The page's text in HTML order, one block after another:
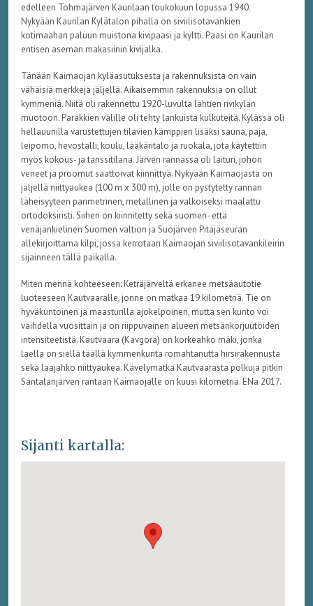
edelleen Tohmajärven Kaurilaan toukokuun lopussa 1940.
Nykyään Kaurilan Kylätalon pihalla on siviilisotavankien
kotimaahan paluun muistona kivipaasi ja kyltti. Paasi on Kaurilan
entisen aseman makasiinin kivijalka.
Tänään Kaimaojan kyläasutuksesta ja rakennuksista on vain
vähäisiä merkkejä jäljellä. Aikaisemmin rakennuksia on ollut
kymmeniä. Niitä oli rakennettu 1920-luvulta lähtien rivikylän
muotoon. Parakkien välille oli tehty lankuista kulkuteitä. Kylässä oli
hellauunilla varustettujen tilavien kämppien lisäksi sauna, paja,
leipomo, hevostalli, koulu, lääkäritalo ja ruokala, jota käytettiin
myös kokous- ja tanssitilana. Järven rannassa oli laituri, johon
veneet ja proomut saattoivat kiinnittyä. Nykyään Kaimaojasta on
jäljellä niittyaukea (100 m x 300 m), jolle on pystytetty rannan
läheisyyteen parimetrinen, metallinen ja valkoiseksi maalattu
ortodoksiristi. Siihen on kiinnitetty sekä suomen- että
venäjänkielinen Suomen valtion ja Suojärven Pitäjäseuran
allekirjoittama kilpi, jossa kerrotaan Kaimaojan siviilisotavankileirin
sijainneen tällä paikalla.
Miten mennä kohteeseen: Keträjärveltä erkanee metsäautotie
luoteeseen Kautvaaralle, jonne on matkaa 19 kilometriä. Tie on
hyväkuntoinen ja maasturilla ajokelpoinen, mutta sen kunto voi
vaihdella vuosittain ja on riippuvainen alueen metsänkorjuutöiden
intensiteetistä. Kautvaara (Kavgora) on korkeahko mäki, jonka
laella on siellä täällä kymmenkunta romahtanutta hirsirakennusta
sekä laajahko niittyaukea. Kävelymatka Kautvaarasta polkuja pitkin
Santalanjärven rantaan Kaimaojalle on kuusi kilometriä. ENa 2017.
Sijanti kartalla: